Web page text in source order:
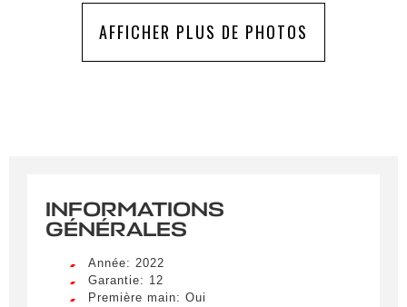
AFFICHER PLUS DE PHOTOS
INFORMATIONS
GÉNÉRALES
Année: 2022
Garantie: 12
Première main: Oui